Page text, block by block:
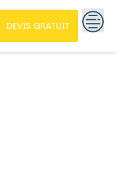
DEVIS GRATUIT